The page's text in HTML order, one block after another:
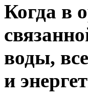
Когда в
воды,
и